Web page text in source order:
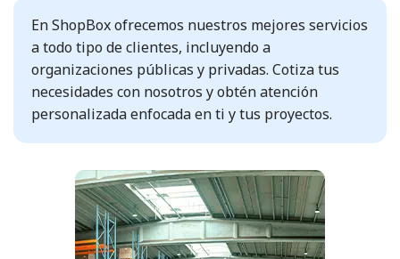
En ShopBox ofrecemos nuestros mejores servicios
a todo tipo de clientes, incluyendo a
organizaciones públicas y privadas. Cotiza tus
necesidades con nosotros y obtén atención
personalizada enfocada en ti y tus proyectos.